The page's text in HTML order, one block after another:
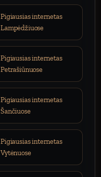
Pigiausias internetas
Lampėdžiuose
Pigiausias internetas
Petrašiūnuose
Pigiausias internetas
Šančiuose
Pigiausias internetas
Vytėnuose